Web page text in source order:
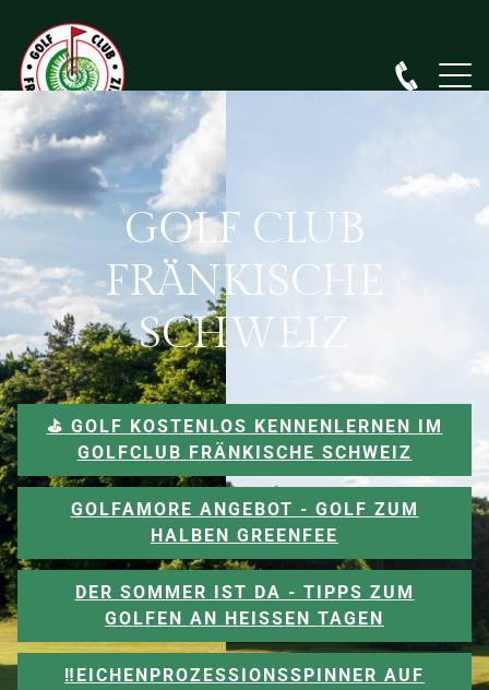
GOLF CLUB
FRÄNKISCHE
SCHWEIZ
⛳️ GOLF KOSTENLOS KENNENLERNEN IM
GOLFCLUB FRÄNKISCHE SCHWEIZ
GOLFAMORE ANGEBOT - GOLF ZUM
HALBEN GREENFEE
DER SOMMER IST DA - TIPPS ZUM
GOLFEN AN HEISSEN TAGEN
‼️EICHENPROZESSIONSSPINNER AUF